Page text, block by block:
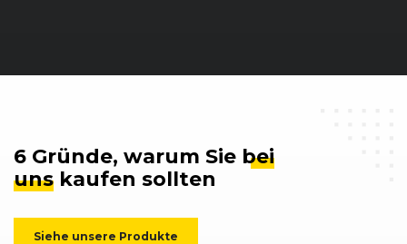
6 Gründe, warum Sie bei
uns kaufen sollten
Siehe unsere Produkte